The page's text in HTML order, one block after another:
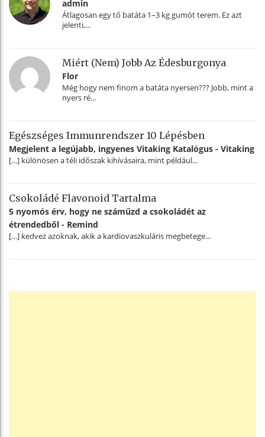
admin
Átlagosan egy tő batáta 1–3 kg gumót terem. Ez azt
jelenti,...
Miért (nem) Jobb Az Édesburgonya
Flor
Még hogy nem finom a batáta nyersen??? Jobb, mint a
nyers ré...
Egészséges Immunrendszer 10 Lépésben
Megjelent a legújabb, ingyenes Vitaking Katalógus - Vitaking
[…] különösen a téli időszak kihívásaira, mint például...
Csokoládé Flavonoid Tartalma
5 nyomós érv, hogy ne száműzd a csokoládét az
étrendedből - Remind
[…] kedvez azoknak, akik a kardiovaszkuláris megbetege...